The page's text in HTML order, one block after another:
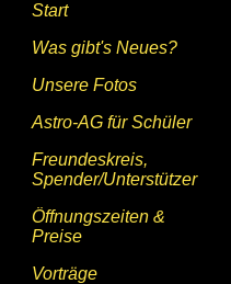
Start
Was gibt's Neues?
Unsere Fotos
Astro-AG für Schüler
Freundeskreis,
Spender/Unterstützer
Öffnungszeiten &
Preise
Vorträge